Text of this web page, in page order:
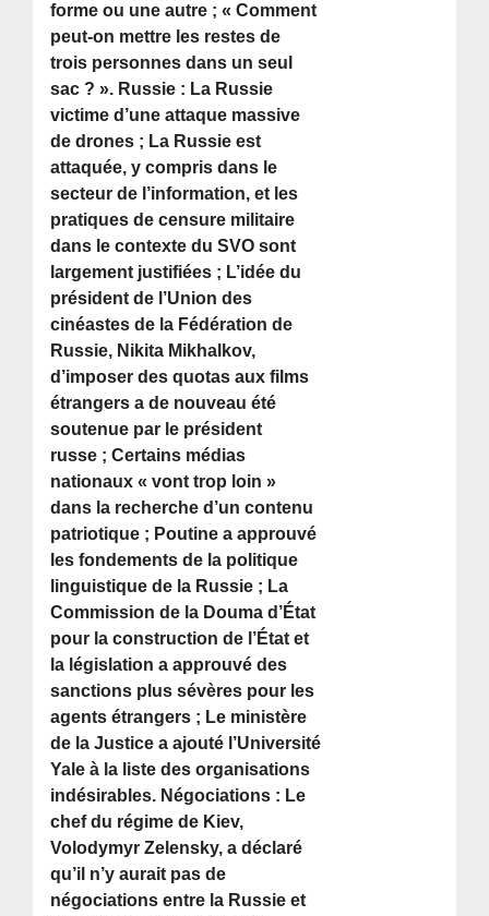
forme ou une autre ; « Comment
peut-on mettre les restes de
trois personnes dans un seul
sac ? ». Russie : La Russie
victime d’une attaque massive
de drones ; La Russie est
attaquée, y compris dans le
secteur de l’information, et les
pratiques de censure militaire
dans le contexte du SVO sont
largement justifiées ; L’idée du
président de l’Union des
cinéastes de la Fédération de
Russie, Nikita Mikhalkov,
d’imposer des quotas aux films
étrangers a de nouveau été
soutenue par le président
russe ; Certains médias
nationaux « vont trop loin »
dans la recherche d’un contenu
patriotique ; Poutine a approuvé
les fondements de la politique
linguistique de la Russie ; La
Commission de la Douma d’État
pour la construction de l’État et
la législation a approuvé des
sanctions plus sévères pour les
agents étrangers ; Le ministère
de la Justice a ajouté l’Université
Yale à la liste des organisations
indésirables. Négociations : Le
chef du régime de Kiev,
Volodymyr Zelensky, a déclaré
qu’il n’y aurait pas de
négociations entre la Russie et